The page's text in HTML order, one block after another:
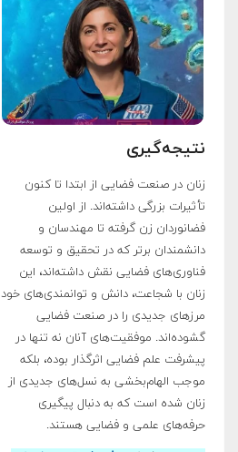
نتیجه‌گیری
زنان در صنعت فضایی از ابتدا تا کنون
تأثیرات بزرگی داشته‌اند. از اولین
فضانوردان زن گرفته تا مهندسان و
دانشمندان برتر که در تحقیق و توسعه
فناوری‌های فضایی نقش داشته‌اند، این
زنان با شجاعت، دانش و توانمندی‌های خود
مرزهای جدیدی را در صنعت فضایی
گشوده‌اند. موفقیت‌های آنان نه تنها در
پیشرفت علم فضایی اثرگذار بوده، بلکه
موجب الهام‌بخشی به نسل‌های جدیدی از
زنان شده است که به دنبال پیگیری
حرفه‌های علمی و فضایی هستند.